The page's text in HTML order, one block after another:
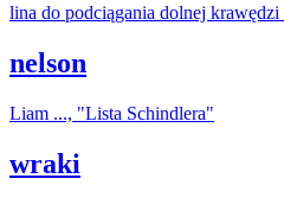
lina do podciągania dolnej
nelson
Liam ..., "Lista Schindlera"
wraki